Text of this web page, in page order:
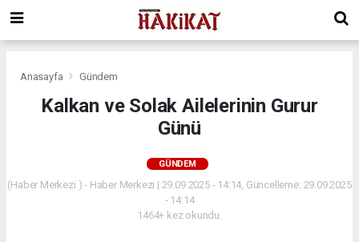
Anasayfa Gündem
Kalkan ve Solak Ailelerinin Gurur
Günü
GÜNDEM
(Haber Merkezi ) - Haber Merkezi | 29.09.2025 - 14:14, Güncelleme: 29.09.2025
- 14:14
1464+ kez okundu.